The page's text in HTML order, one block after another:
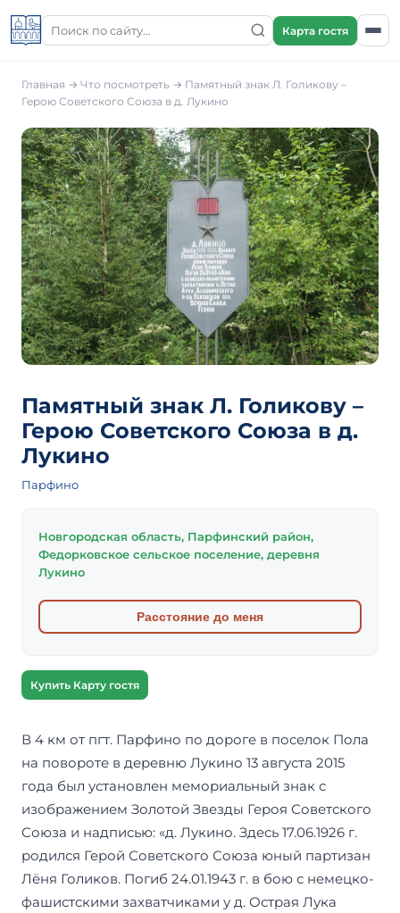
Карта гостя
Главная → Что посмотреть → Памятный знак Л. Голикову –
Герою Советского Союза в д. Лукино
Памятный знак Л. Голикову –
Герою Советского Союза в д.
Лукино
Парфино
Новгородская область, Парфинский район,
Федорковское сельское поселение, деревня
Лукино
Расстояние до меня
Купить Карту гостя
В 4 км от пгт. Парфино по дороге в поселок Пола
на повороте в деревню Лукино 13 августа 2015
года был установлен мемориальный знак с
изображением Золотой Звезды Героя Советского
Союза и надписью: «д. Лукино. Здесь 17.06.1926 г.
родился Герой Советского Союза юный партизан
Лёня Голиков. Погиб 24.01.1943 г. в бою с немецко-
фашистскими захватчиками у д. Острая Лука